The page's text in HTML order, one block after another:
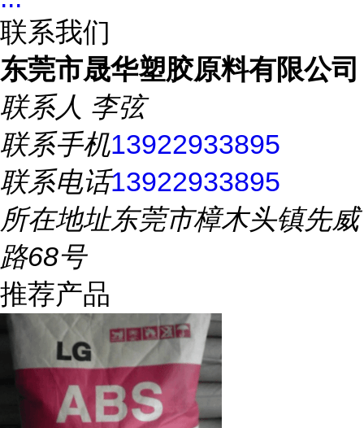
联系我们
东莞市晟华塑胶原料有限公司
联系人 李弦
联系手机13922933895
联系电话13922933895
所在地址东莞市樟木头镇先威
路68号
推荐产品